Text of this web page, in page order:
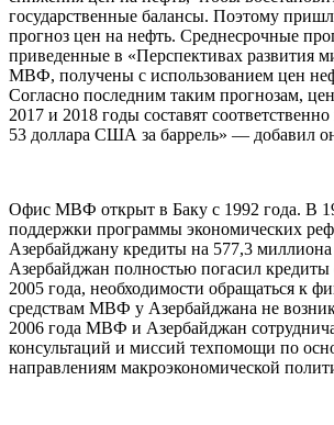
государственные балансы. Поэтому
прогноз цен на нефть. Среднесрочные
приведенные в «Перспективах развития
МВФ, получены с использованием цен
Согласно последним таким прогнозам,
2017 и 2018 годы составят
53 доллара США за баррель» — добавил
Офис МВФ открыт в Баку с 1992 года. В
поддержки программы экономических
Азербайджану кредиты на 577,3 миллиона
Азербайджан полностью погасил
2005 года, необходимости обращаться к
средствам МВФ у Азербайджана не
2006 года МВФ и Азербайджан
консультаций и миссий техпомощи по
направлениям макроэкономической